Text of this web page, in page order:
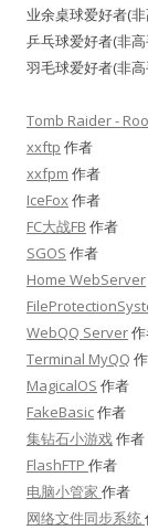
业余桌球爱好者(
乒乓球爱好者(非高
羽毛球爱好者(非高
Tomb Raider -
xxftp 作者
xxfpm 作者
IceFox作者
FC大战FB 作者
SGOS 作者
Home WebServer
WebQQ Server
Terminal MyQQ
MagicalOS 作者
FakeBasic作者
集钻石小游戏作者
FlashFTP 作者
电脑小管家 作者
网络文件同步系统